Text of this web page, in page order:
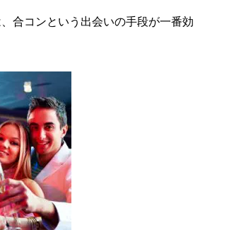
合コンという出会いの手段が一番効